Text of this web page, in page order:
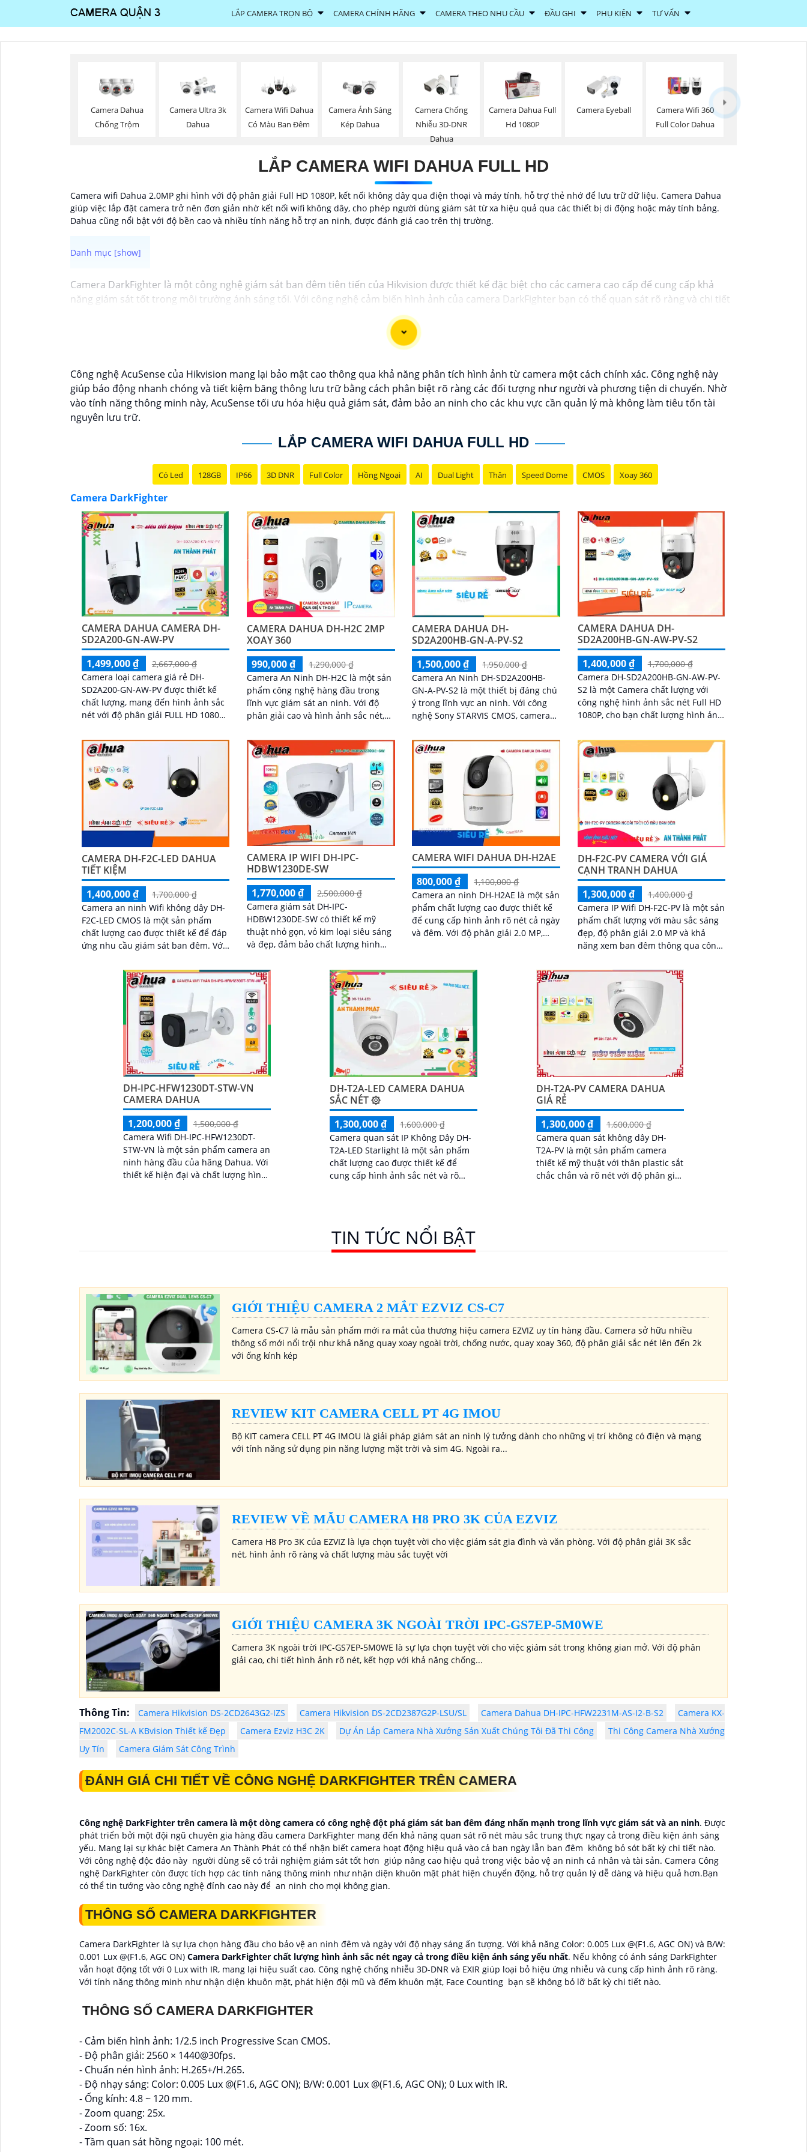
LẮP CAMERA TRỌN BỘ CAMERA CHÍNH HÃNG CAMERA THEO NHU CẦU ĐẦU GHI PHỤ KIỆN TƯ VẤN
Camera Dahua
Chống Trộm
Camera Ultra 3k
Dahua
Camera Wifi Dahua
Có Màu Ban Đêm
Camera Ánh Sáng
Kép Dahua
Camera Chống
Nhiễu 3D-DNR
Dahua
Camera Dahua Full
Hd 1080P
Camera Eyeball
Camera Wifi 360
Full Color Dahua
LẮP CAMERA WIFI DAHUA FULL HD
Camera wifi Dahua 2.0MP ghi hình với độ phân giải Full HD 1080P, kết nối không dây qua điện thoại và máy tính, hỗ trợ thẻ nhớ để lưu trữ dữ liệu. Camera Dahua
giúp việc lắp đặt camera trở nên đơn giản nhờ kết nối wifi không dây, cho phép người dùng giám sát từ xa hiệu quả qua các thiết bị di động hoặc máy tính bảng.
Dahua cũng nổi bật với độ bền cao và nhiều tính năng hỗ trợ an ninh, được đánh giá cao trên thị trường.
Camera DarkFighter là một công nghệ giám sát ban đêm tiên tiến của Hikvision được thiết kế đặc biệt cho các camera cao cấp để cung cấp khả
năng giám sát tốt trong môi trường ánh sáng tối. Với công nghệ cảm biến hình ảnh của camera DarkFighter bạn có thể quan sát rõ ràng và chi tiết
ngay cả trong điều kiện ánh sáng yếu. Công nghệ DarkFighter của Hikvision cung cấp khả năng tái tạo màu sắc chính xác và hình ảnh sắc nét, cho
Công nghệ AcuSense của Hikvision mang lại bảo mật cao thông qua khả năng phân tích hình ảnh từ camera một cách chính xác. Công nghệ này
giúp báo động nhanh chóng và tiết kiệm băng thông lưu trữ bằng cách phân biệt rõ ràng các đối tượng như người và phương tiện di chuyển. Nhờ
vào tính năng thông minh này, AcuSense tối ưu hóa hiệu quả giám sát, đảm bảo an ninh cho các khu vực cần quản lý mà không làm tiêu tốn tài
nguyên lưu trữ.
LẮP CAMERA WIFI DAHUA FULL HD
Có Led 128GB IP66 3D DNR Full Color Hồng Ngoại AI Dual Light Thân Speed Dome CMOS Xoay 360
Camera DarkFighter
CAMERA DAHUA CAMERA DH-
SD2A200-GN-AW-PV
1,499,000 ₫
2,667,000 ₫
Camera loại camera giá rẻ DH-
SD2A200-GN-AW-PV được thiết kế
chất lượng, mang đến hình ảnh sắc
nét với độ phân giải FULL HD 1080P.
Camera có khả...
CAMERA DAHUA DH-H2C 2MP
XOAY 360
990,000 ₫
1,290,000 ₫
Camera An Ninh DH-H2C là một sản
phẩm công nghệ hàng đầu trong
lĩnh vực giám sát an ninh. Với độ
phân giải cao và hình ảnh sắc nét,
góc độ và ghi lại mọi diễn biến trong
khu vực được bảo vệ
CAMERA DAHUA DH-
SD2A200HB-GN-A-PV-S2
1,500,000 ₫
1,950,000 ₫
Camera An Ninh DH-SD2A200HB-
GN-A-PV-S2 là một thiết bị đáng chú
ý trong lĩnh vực an ninh. Với công
nghệ Sony STARVIS CMOS, camera
tuyệt vời ngay cả trong điều kiện
ánh sáng yếu
CAMERA DAHUA DH-
SD2A200HB-GN-AW-PV-S2
1,400,000 ₫
1,700,000 ₫
Camera DH-SD2A200HB-GN-AW-PV-
S2 là một Camera chất lượng với
công nghệ hình ảnh sắc nét Full HD
1080P, cho bạn chất lượng hình ảnh
Ấn tượng ơn với những thông số là
camera này có khả năng hiển thị
hình ảnh màu sắc đầy đủ trong
khoảng cách 30m vào ban đêm
CAMERA DH-F2C-LED DAHUA
TIẾT KIỆM
1,400,000 ₫
1,700,000 ₫
Camera an ninh Wifi không dây DH-
F2C-LED CMOS là một sản phẩm
chất lượng cao được thiết kế để đáp
ứng nhu cầu giám sát ban đêm. Với
có khả năng giám sát và ghi lại hình
ảnh chất lượng, rõ nét cả ngày và
CAMERA IP WIFI DH-IPC-
HDBW1230DE-SW
1,770,000 ₫
2,500,000 ₫
Camera giám sát DH-IPC-
HDBW1230DE-SW có thiết kế mỹ
thuật nhỏ gọn, vỏ kim loại siêu sáng
và đẹp, đảm bảo chất lượng hình
nghệ hình ảnh IP Wifi,...
CAMERA WIFI DAHUA DH-H2AE
800,000 ₫
1,100,000 ₫
Camera an ninh DH-H2AE là một sản
phẩm chất lượng cao được thiết kế
để cung cấp hình ảnh rõ nét cả ngày
và đêm. Với độ phân giải 2.0 MP,
DH-F2C-PV CAMERA VỚI GIÁ
CẠNH TRANH DAHUA
1,300,000 ₫
1,400,000 ₫
Camera IP Wifi DH-F2C-PV là một sản
phẩm chất lượng với màu sắc sáng
đẹp, độ phân giải 2.0 MP và khả
năng xem ban đêm thông qua công
DH-IPC-HFW1230DT-STW-VN
CAMERA DAHUA
1,200,000 ₫
1,500,000 ₫
Camera Wifi DH-IPC-HFW1230DT-
STW-VN là một sản phẩm camera an
ninh hàng đầu của hãng Dahua. Với
thiết kế hiện đại và chất lượng hình
DH-T2A-LED CAMERA DAHUA
SẮC NÉT ۞
1,300,000 ₫
1,600,000 ₫
Camera quan sát IP Không Dây DH-
T2A-LED Starlight là một sản phẩm
chất lượng cao được thiết kế để
cung cấp hình ảnh sắc nét và rõ
DH-T2A-PV CAMERA DAHUA
GIÁ RẺ
1,300,000 ₫
1,600,000 ₫
Camera quan sát không dây DH-
T2A-PV là một sản phẩm camera
thiết kế mỹ thuật với thân plastic sắt
chắc chắn và rõ nét với độ phân giải
TIN TỨC NỔI BẬT
GIỚI THIỆU CAMERA 2 MẮT EZVIZ CS-C7
Camera CS-C7 là mẫu sản phẩm mới ra mắt của thương hiệu camera EZVIZ uy tín hàng đầu. Camera sở hữu nhiều
thông số mới nổi trội như khả năng quay xoay ngoài trời, chống nước, quay xoay 360, độ phân giải sắc nét lên đến 2k
với ống kính kép
REVIEW KIT CAMERA CELL PT 4G IMOU
Bộ KIT camera CELL PT 4G IMOU là giải pháp giám sát an ninh lý tưởng dành cho những vị trí không có điện và mạng
với tính năng sử dụng pin năng lượng mặt trời và sim 4G. Ngoài ra...
REVIEW VỀ MẪU CAMERA H8 PRO 3K CỦA EZVIZ
Camera H8 Pro 3K của EZVIZ là lựa chọn tuyệt vời cho việc giám sát gia đình và văn phòng. Với độ phân giải 3K sắc
nét, hình ảnh rõ ràng và chất lượng màu sắc tuyệt vời
GIỚI THIỆU CAMERA 3K NGOÀI TRỜI IPC-GS7EP-5M0WE
Camera 3K ngoài trời IPC-GS7EP-5M0WE là sự lựa chọn tuyệt vời cho việc giám sát trong không gian mở. Với độ phân
giải cao, chi tiết hình ảnh rõ nét, kết hợp với khả năng chống...
Thông Tin: Camera Hikvision DS-2CD2643G2-IZS Camera Hikvision DS-2CD2387G2P-LSU/SL Camera Dahua DH-IPC-HFW2231M-AS-I2-B-S2
Camera KX-
FM2002C-SL-A KBvision Thiết kế Đẹp
Camera Ezviz H3C 2K Dự Án Lắp Camera Nhà Xưởng Sản Xuất Chúng Tôi Đã Thi Công
Thi Công Camera Nhà Xưởng
Uy Tín
Camera Giám Sát Công Trình
ĐÁNH GIÁ CHI TIẾT VỀ CÔNG NGHỆ DARKFIGHTER TRÊN CAMERA
Công nghệ DarkFighter trên camera là một dòng camera có công nghệ đột phá giám sát ban đêm đáng nhấn mạnh trong lĩnh vực giám sát và an ninh. Được
phát triển bởi một đội ngũ chuyên gia hàng đầu camera DarkFighter mang đến khả năng quan sát rõ nét màu sắc trung thực ngay cả trong điều kiện ánh sáng
yếu. Mang lại sự khác biệt Camera An Thành Phát có thể nhận biết camera hoạt động hiệu quả vào cả ban ngày lẫn ban đêm không bỏ sót bất kỳ chi tiết nào.
Với công nghệ độc đáo này người dùng sẽ có trải nghiệm giám sát tốt hơn giúp nâng cao hiệu quả trong việc bảo vệ an ninh cá nhân và tài sản. Camera Công
nghệ DarkFighter còn được tích hợp các tính năng thông minh như nhận diện khuôn mặt phát hiện chuyển động, hỗ trợ quản lý dễ dàng và hiệu quả hơn.Bạn
có thể tin tưởng vào công nghệ đỉnh cao này để an ninh cho mọi không gian.
THÔNG SỐ CAMERA DARKFIGHTER
Camera DarkFighter là sự lựa chọn hàng đầu cho bảo vệ an ninh đêm và ngày với độ nhạy sáng ấn tượng. Với khả năng Color: 0.005 Lux @(F1.6, AGC ON) và B/W:
0.001 Lux @(F1.6, AGC ON) Camera DarkFighter chất lượng hình ảnh sắc nét ngay cả trong điều kiện ánh sáng yếu nhất. Nếu không có ánh sáng DarkFighter
vẫn hoạt động tốt với 0 Lux with IR, mang lại hiệu suất cao. Công nghệ chống nhiễu 3D-DNR và EXIR giúp loại bỏ hiệu ứng nhiễu và cung cấp hình ảnh rõ ràng.
Với tính năng thông minh như nhận diện khuôn mặt, phát hiện đội mũ và đếm khuôn mặt, Face Counting bạn sẽ không bỏ lỡ bất kỳ chi tiết nào.
THÔNG SỐ CAMERA DARKFIGHTER
- Cảm biến hình ảnh: 1/2.5 inch Progressive Scan CMOS.
- Độ phân giải: 2560 × 1440@30fps.
- Chuẩn nén hình ảnh: H.265+/H.265.
- Độ nhạy sáng: Color: 0.005 Lux @(F1.6, AGC ON); B/W: 0.001 Lux @(F1.6, AGC ON); 0 Lux with IR.
- Ống kính: 4.8 ~ 120 mm.
- Zoom quang: 25x.
- Zoom số: 16x.
- Tầm quan sát hồng ngoại: 100 mét.